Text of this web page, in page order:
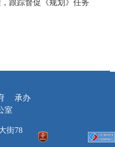
跟踪督促《规划》任务
承办
室
街78